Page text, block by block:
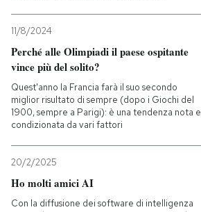
11/8/2024
Perché alle Olimpiadi il paese ospitante
vince più del solito?
Quest'anno la Francia farà il suo secondo
miglior risultato di sempre (dopo i Giochi del
1900, sempre a Parigi): è una tendenza nota e
condizionata da vari fattori
20/2/2025
Ho molti amici AI
Con la diffusione dei software di intelligenza